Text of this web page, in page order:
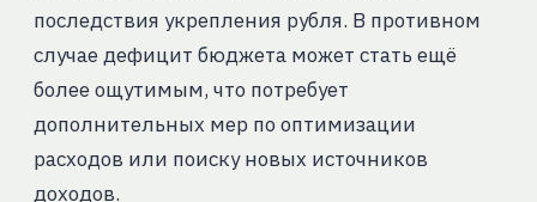
последствия укрепления рубля. В противном
случае дефицит бюджета может стать ещё
более ощутимым, что потребует
дополнительных мер по оптимизации
расходов или поиску новых источников
доходов.